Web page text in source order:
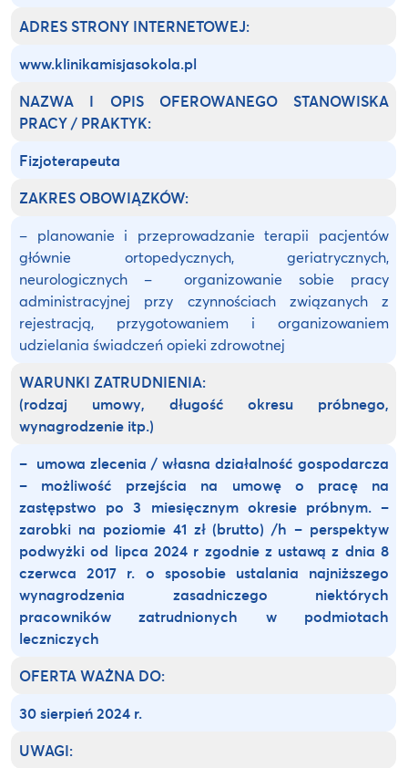
ADRES STRONY INTERNETOWEJ:
www.klinikamisjasokola.pl
NAZWA I OPIS OFEROWANEGO STANOWISKA
PRACY / PRAKTYK:
Fizjoterapeuta
ZAKRES OBOWIĄZKÓW:
– planowanie i przeprowadzanie terapii pacjentów
głównie ortopedycznych, geriatrycznych,
neurologicznych – organizowanie sobie pracy
administracyjnej przy czynnościach związanych z
rejestracją, przygotowaniem i organizowaniem
udzielania świadczeń opieki zdrowotnej
WARUNKI ZATRUDNIENIA:
(rodzaj umowy, długość okresu próbnego,
wynagrodzenie itp.)
– umowa zlecenia / własna działalność gospodarcza
– możliwość przejścia na umowę o pracę na
zastępstwo po 3 miesięcznym okresie próbnym. –
zarobki na poziomie 41 zł (brutto) /h – perspektyw
podwyżki od lipca 2024 r zgodnie z ustawą z dnia 8
czerwca 2017 r. o sposobie ustalania najniższego
wynagrodzenia zasadniczego niektórych
pracowników zatrudnionych w podmiotach
leczniczych
OFERTA WAŻNA DO:
30 sierpień 2024 r.
UWAGI: